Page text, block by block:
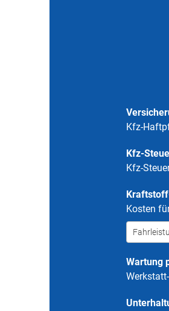
Kfz-
Kfz-
Kfz-
Kosten
Wartung